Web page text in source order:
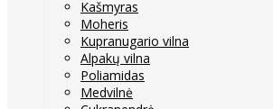
Kašmyras
Moheris
Kupranugario vilna
Alpakų vilna
Poliamidas
Medvilnė